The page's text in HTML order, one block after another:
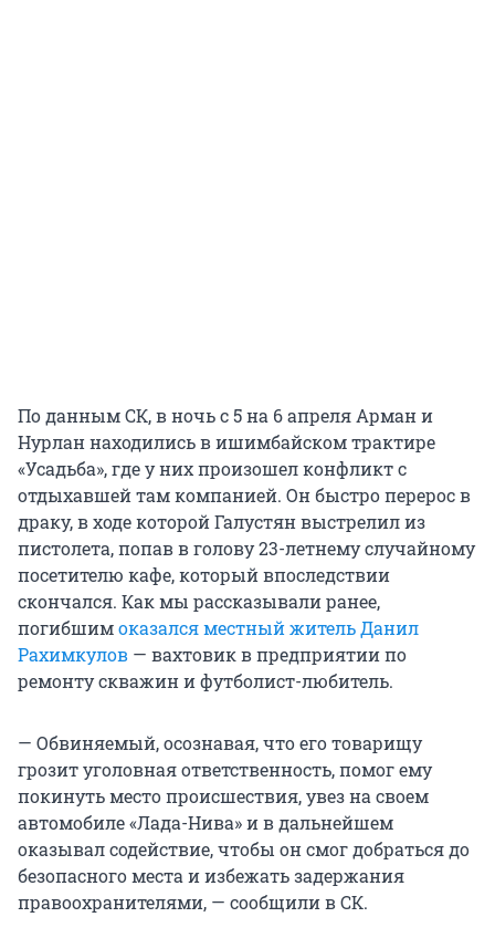
По данным СК, в ночь с 5 на 6 апреля Арман и
Нурлан находились в ишимбайском трактире
«Усадьба», где у них произошел конфликт с
отдыхавшей там компанией. Он быстро перерос в
драку, в ходе которой Галустян выстрелил из
пистолета, попав в голову 23-летнему случайному
посетителю кафе, который впоследствии
скончался. Как мы рассказывали ранее,
погибшимоказался местный житель Данил
Рахимкулов — вахтовик в предприятии по
ремонту скважин и футболист-любитель.
— Обвиняемый, осознавая, что его товарищу
грозит уголовная ответственность, помог ему
покинуть место происшествия, увез на своем
автомобиле «Лада-Нива» и в дальнейшем
оказывал содействие, чтобы он смог добраться до
безопасного места и избежать задержания
правоохранителями, — сообщили в СК.